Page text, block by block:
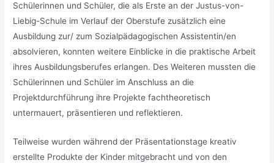
Schülerinnen und Schüler, die als Erste an der Justus-von-
Liebig-Schule im Verlauf der Oberstufe zusätzlich eine
Ausbildung zur/ zum Sozialpädagogischen Assistentin/en
absolvieren, konnten weitere Einblicke in die praktische Arbeit
ihres Ausbildungsberufes erlangen. Des Weiteren mussten die
Schülerinnen und Schüler im Anschluss an die
Projektdurchführung ihre Projekte fachtheoretisch
untermauert, präsentieren und reflektieren.
Teilweise wurden während der Präsentationstage kreativ
erstellte Produkte der Kinder mitgebracht und von den